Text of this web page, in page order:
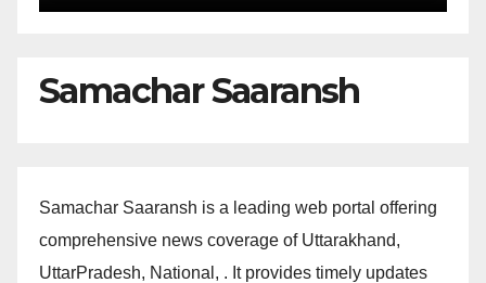
Samachar Saaransh
Samachar Saaransh is a leading web portal offering
comprehensive news coverage of Uttarakhand,
UttarPradesh, National, . It provides timely updates